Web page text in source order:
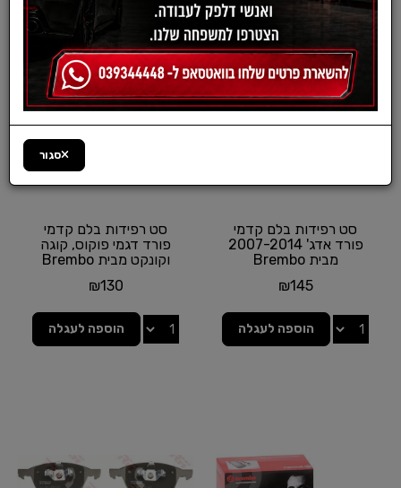
סט רפידות בלם קדמי
פורד אדג' 2007-2014
מבית Brembo
₪145
הוספה לעגלה
סט רפידות בלם קדמי
פורד דגמי פוקוס, קוגה
וקונקט מבית Brembo
₪130
הוספה לעגלה
סגור